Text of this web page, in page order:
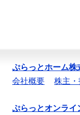
ぷらっとホーム株
会社概要
株主・
ぷらっとオンライ